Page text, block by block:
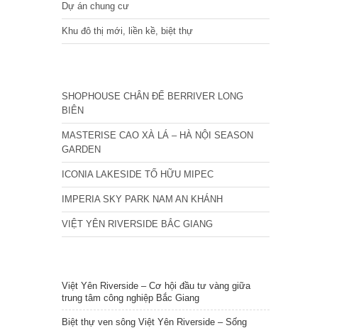
Dự án chung cư
Khu đô thị mới, liền kề, biệt thự
SHOPHOUSE CHÂN ĐẾ BERRIVER LONG
BIÊN
MASTERISE CAO XÀ LÁ – HÀ NỘI SEASON
GARDEN
ICONIA LAKESIDE TỐ HỮU MIPEC
IMPERIA SKY PARK NAM AN KHÁNH
VIỆT YÊN RIVERSIDE BẮC GIANG
Việt Yên Riverside – Cơ hội đầu tư vàng giữa
trung tâm công nghiệp Bắc Giang
Biệt thự ven sông Việt Yên Riverside – Sống